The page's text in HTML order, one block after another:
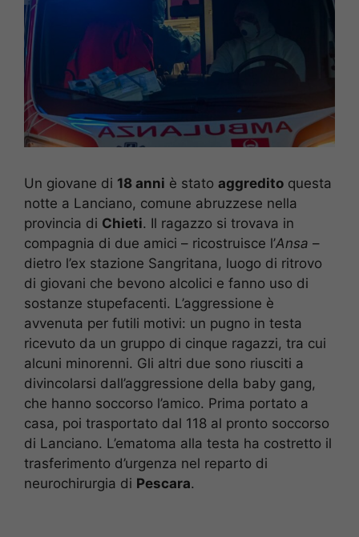
Un giovane di 18 anni è stato aggredito questa
notte a Lanciano, comune abruzzese nella
provincia di Chieti. Il ragazzo si trovava in
compagnia di due amici – ricostruisce l’Ansa –
dietro l’ex stazione Sangritana, luogo di ritrovo
di giovani che bevono alcolici e fanno uso di
sostanze stupefacenti. L’aggressione è
avvenuta per futili motivi: un pugno in testa
ricevuto da un gruppo di cinque ragazzi, tra cui
alcuni minorenni. Gli altri due sono riusciti a
divincolarsi dall’aggressione della baby gang,
che hanno soccorso l’amico. Prima portato a
casa, poi trasportato dal 118 al pronto soccorso
di Lanciano. L’ematoma alla testa ha costretto il
trasferimento d’urgenza nel reparto di
neurochirurgia di Pescara.